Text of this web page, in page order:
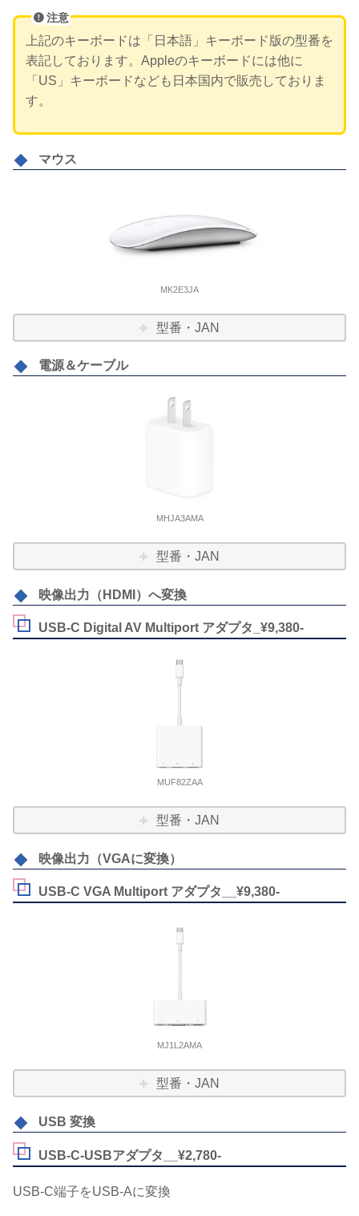
注意
上記のキーボードは「日本語」キーボード版の型番を
表記しております。Appleのキーボードには他に
「US」キーボードなども日本国内で販売しておりま
す。
マウス
MK2E3JA
型番・JAN
電源＆ケーブル
MHJA3AMA
型番・JAN
映像出力（HDMI）へ変換
USB-C Digital AV Multiport アダプタ_¥9,380-
MUF82ZAA
型番・JAN
映像出力（VGAに変換）
USB-C VGA Multiport アダプタ__¥9,380-
MJ1L2AMA
型番・JAN
USB 変換
USB-C-USBアダプタ__¥2,780-
USB-C端子をUSB-Aに変換